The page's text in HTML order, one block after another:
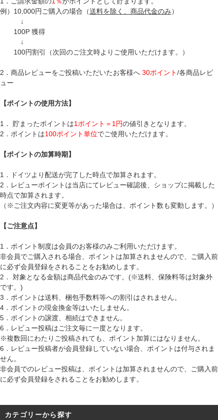
例）10,000円ご購入の場合（送料を除く、商品代金のみ）
↓
100P 獲得
↓
100円割引（次回のご注文時よりご使用いただけます。）
2．商品レビューをご投稿いただいたお客様へ 30ポイント/各商品レビ
ュー
【ポイントの使用方法】
1． 貯まったポイントは1ポイント＝1円の値引きとなります。
2．ポイントは100ポイント単位でご使用いただけます。
【ポイントの加算時期】
1．ドイツより配送が完了した時点で加算されます。
2．レビューポイントは当店にてレビュー確認後、ショップに掲載した
時点で加算されます。
（※ご注文内容に変更等があった場合は、ポイント数も変動します。）
【ご注意点】
1．ポイント制度は会員のお客様のみご利用いただけます。
非会員でご購入される場合、ポイントは加算されませんので、ご購入前
に必ず会員登録をされることをお勧めします。
2． 対象となる金額は商品代金のみです。(※送料、保険料等は対象外
です。)
3．ポイントは送料、梱包手数料等への割引はされません。
4．ポイントの現金換金等はいたしません。
5．ポイントの譲渡、相続はできません。
6．レビュー投稿はご注文毎に一度となります。
※複数回にわたりご投稿されても、ポイント加算にはなりません。
6．レビュー投稿者が会員登録していない場合、ポイントは付与されま
せん。
非会員でのレビュー投稿は、ポイントは加算されませんので、ご購入前
に必ず会員登録をされることをお勧めします。
カテゴリーから探す